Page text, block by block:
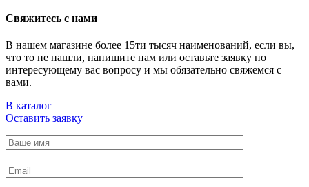
Свяжитесь с нами
В нашем магазине более 15ти тысяч наименований, если вы,
что то не нашли, напишите нам или оставьте заявку по
интересующему вас вопросу и мы обязательно свяжемся с
вами.
В каталог
Оставить заявку